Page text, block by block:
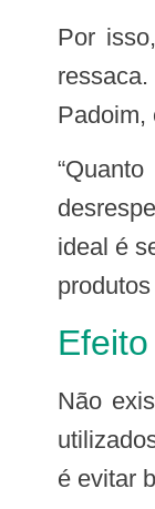
Por isso, o consumo deve ser feito por pessoas sem contraindicação médica à cafeína e que enfrente sintomas leves de
Padoim,
“Quanto mais álcool, mais tempo vai ser necessário para curar a ressaca. E, se consumir cafeína em excesso ou
ideal é
Não existe antídoto ou remédio específico que trata a ressaca. Para tratar os efeitos do consumo excessivo de álcool, são
é evitar